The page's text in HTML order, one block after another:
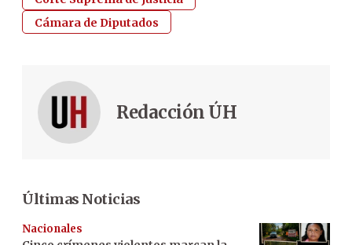
Cámara de Diputados
Redacción ÚH
Últimas Noticias
Nacionales